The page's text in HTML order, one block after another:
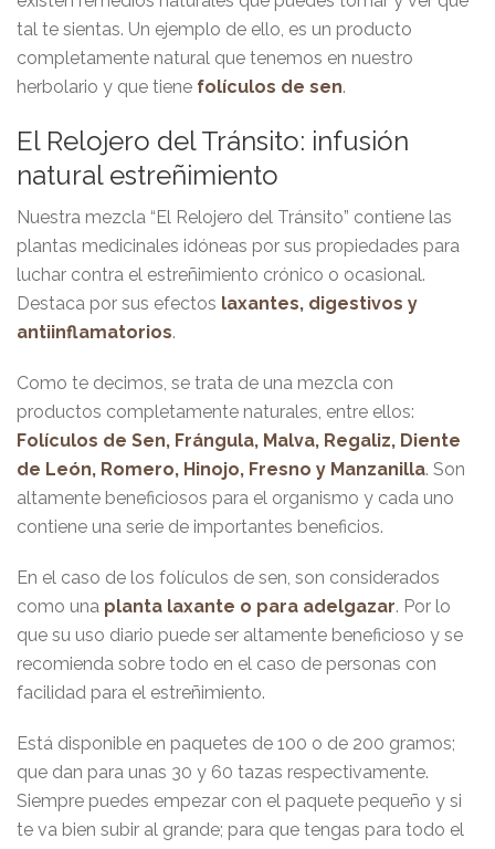
tal te sientas. Un ejemplo de ello, es un producto
completamente natural que tenemos en nuestro
herbolario y que tiene folículos de sen.
El Relojero del Tránsito: infusión
natural estreñimiento
Nuestra mezcla “El Relojero del Tránsito” contiene las
plantas medicinales idóneas por sus propiedades para
luchar contra el estreñimiento crónico o ocasional.
Destaca por sus efectos laxantes, digestivos y
antiinflamatorios.
Como te decimos, se trata de una mezcla con
productos completamente naturales, entre ellos:
Folículos de Sen, Frángula, Malva, Regaliz, Diente
de León, Romero, Hinojo, Fresno y Manzanilla. Son
altamente beneficiosos para el organismo y cada uno
contiene una serie de importantes beneficios.
En el caso de los folículos de sen, son considerados
como una planta laxante o para adelgazar. Por lo
que su uso diario puede ser altamente beneficioso y se
recomienda sobre todo en el caso de personas con
facilidad para el estreñimiento.
Está disponible en paquetes de 100 o de 200 gramos;
que dan para unas 30 y 60 tazas respectivamente.
Siempre puedes empezar con el paquete pequeño y si
te va bien subir al grande; para que tengas para todo el